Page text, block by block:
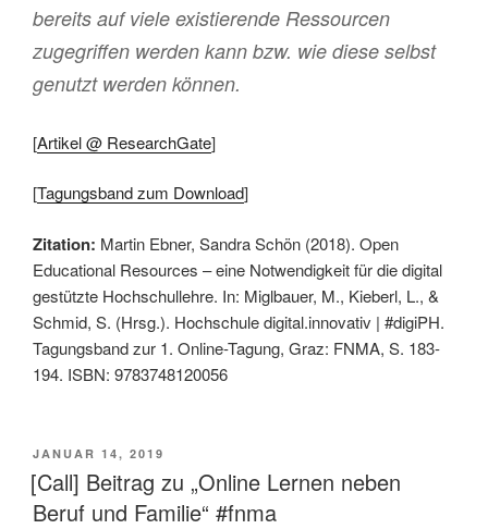
bereits auf viele existierende Ressourcen
zugegriffen werden kann bzw. wie diese selbst
genutzt werden können.
[Artikel @ ResearchGate]
[Tagungsband zum Download]
Zitation: Martin Ebner, Sandra Schön (2018). Open
Educational Resources – eine Notwendigkeit für die digital
gestützte Hochschullehre. In: Miglbauer, M., Kieberl, L., &
Schmid, S. (Hrsg.). Hochschule digital.innovativ | #digiPH.
Tagungsband zur 1. Online-Tagung, Graz: FNMA, S. 183-
194. ISBN: 9783748120056
VERÖFFENTLICHT
AM
JANUAR 14, 2019
[Call] Beitrag zu „Online Lernen neben
Beruf und Familie“ #fnma